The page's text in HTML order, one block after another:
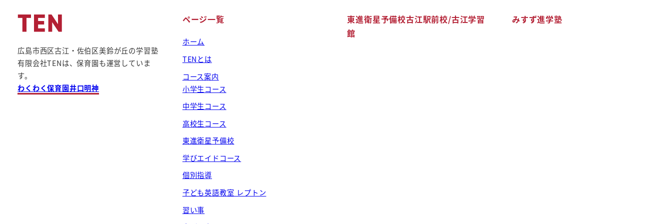
広島市西区古江・佐伯区美鈴が丘の学習塾
有限会社TENは、保育園も運営していま
す。
わくわく保育園井口明神
ページ一覧
ホーム
TENとは
コース案内
小学生コース
中学生コース
高校生コース
東進衛星予備校
学びエイドコース
個別指導
子ども英語教室 レプトン
習い事
東進衛星予備校古江駅前校/古江学習
館
みすず進学塾